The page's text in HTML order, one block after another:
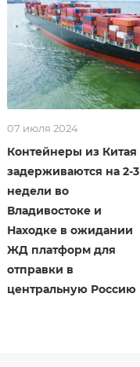
07 июля 2024
Контейнеры из Китая
задерживаются на 2-3
недели во
Владивостоке и
Находке в ожидании
ЖД платформ для
отправки в
центральную Россию